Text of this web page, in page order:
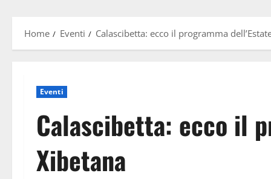
Home Eventi Calascibetta: ecco il programma
Eventi
Calascibetta: ecco il
Xibetana